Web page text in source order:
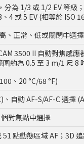
分為 1/3 或 1/2 EV 等級
4 或 5 EV (相等於 ISO
、正常、低或關閉中選擇
3500 II 自動對焦感應
約為 0.5 至 3 m/1 尺 8
、20 °C/68 °F)
、自動 AF-S/AF-C 選擇
對焦點中選擇
51 點動態區域 AF；3D